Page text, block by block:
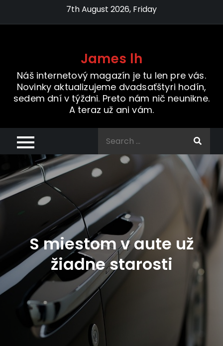
7th August 2026, Friday
James lh
Náš internetový magazín je tu len pre vás.
Novinky aktualizujeme dvadsaťštyri hodín,
sedem dní v týždni. Preto nám nič neunikne.
A teraz už ani vám.
S miestom v aute už
žiadne starosti